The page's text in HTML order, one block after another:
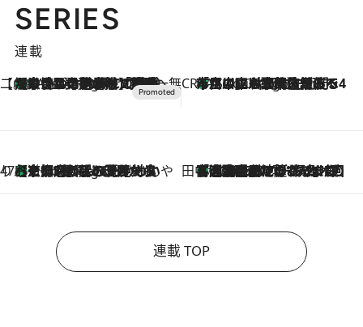
SERIES
連載
【CREA×星野リゾート】唯一無二。癒しと発見が待つ場所へ
5 Hours Ago
【トンボの足水浴】ヒノキの香りに包まれて涼感マックス！約13℃の湧水かけ流しを避暑地「星野温泉 トンボの湯」で体験 CREA'S CHOICE
7 Hours Ago
「立川にも歌舞伎があるんだよ」 片岡仁左衛門・市川中車ら豪華座組みで4年目の立川立飛歌舞伎へ
47都道府県の手みやげ ひんやりスイーツで夏を満喫
7 Hours Ago
【京都府】この夏絶対食べたい 冷やしておいしいおやつ3選 ひと口目から心を掴む新緑のテリーヌ 田中稲の勝手に再ブーム
2026.8.7
「湘南乃風に憧れて」観客大盛上がりの“タオル回し”に、ラッパー顔負けの高速歌唱まで…さだまさし（74）のアグレッシブすぎる現在地
連載 TOP